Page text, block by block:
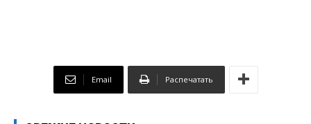
Email Распечатать